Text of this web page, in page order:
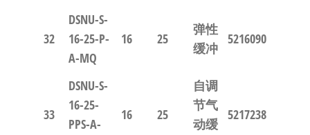
32
DSNU-S-
16-25-P-
A-MQ
16 25
弹性
缓冲
5216090
33
DSNU-S-
16-25-
PPS-A-
16 25
自调
节气
动缓
5217238